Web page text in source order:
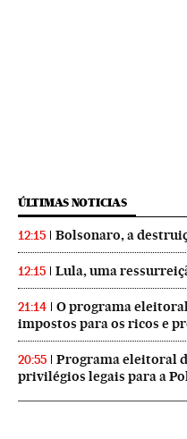
ÚLTIMAS NOTICIAS
12:15 Bolsonaro, a
12:15 Lula, uma
21:14
O programa
impostos para os ricos e
20:55
Programa eleitoral
privilégios legais para a